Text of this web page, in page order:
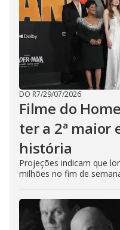
DO R7/29/07/2026
Filme do
ter a 2ª maior
história
Projeções indicam que
milhões no fim de